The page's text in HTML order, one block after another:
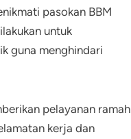
pasokan BBM
untuk
guna menghindari
pelayanan ramah
kerja dan